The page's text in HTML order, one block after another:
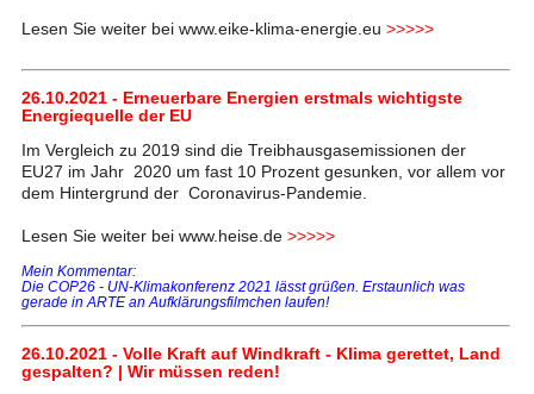
Lesen Sie weiter bei www.eike-klima-energie.eu >>>>>
26.10.2021 - Erneuerbare Energien erstmals wichtigste
Energiequelle der EU
Im Vergleich zu 2019 sind die Treibhausgasemissionen der
EU27 im Jahr 2020 um fast 10 Prozent gesunken, vor allem vor
dem Hintergrund der Coronavirus-Pandemie.
Lesen Sie weiter bei www.heise.de >>>>>
Mein Kommentar:
Die COP26 - UN-Klimakonferenz 2021 lässt grüßen. Erstaunlich was
gerade in ARTE an Aufklärungsfilmchen laufen!
26.10.2021 - Volle Kraft auf Windkraft - Klima gerettet, Land
gespalten? | Wir müssen reden!